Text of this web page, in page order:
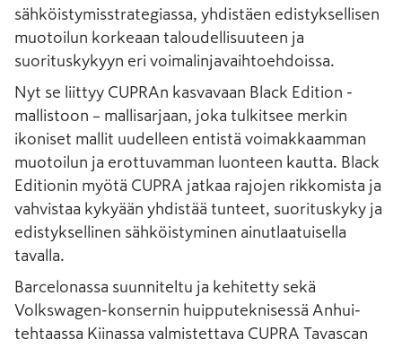
sähköistymisstrategiassa, yhdistäen edistyksellisen
muotoilun korkeaan taloudellisuuteen ja
suorituskykyyn eri voimalinjavaihtoehdoissa.
Nyt se liittyy CUPRAn kasvavaan Black Edition -
mallistoon – mallisarjaan, joka tulkitsee merkin
ikoniset mallit uudelleen entistä voimakkaamman
muotoilun ja erottuvamman luonteen kautta. Black
Editionin myötä CUPRA jatkaa rajojen rikkomista ja
vahvistaa kykyään yhdistää tunteet, suorituskyky ja
edistyksellinen sähköistyminen ainutlaatuisella
tavalla.
Barcelonassa suunniteltu ja kehitetty sekä
Volkswagen-konsernin huipputeknisessä Anhui-
tehtaassa Kiinassa valmistettava CUPRA Tavascan